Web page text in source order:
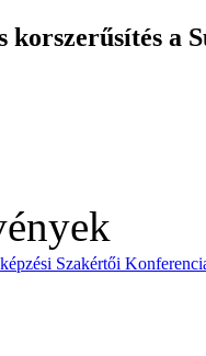
korszerűsítés a
Szakértői